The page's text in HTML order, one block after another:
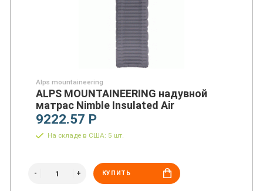
Alps mountaineering
ALPS MOUNTAINEERING надувной
матрас Nimble Insulated Air
9222.57 Р
На складе в США: 5 шт.
КУПИТЬ